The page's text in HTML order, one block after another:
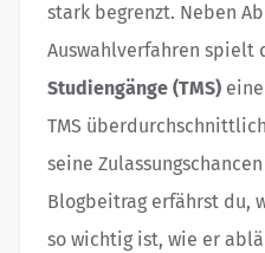
stark begrenzt. Neben
Auswahlverfahren spielt
Studiengänge (TMS)
TMS
seine
Blogbeitrag erfährst du,
so wichtig ist, wie er